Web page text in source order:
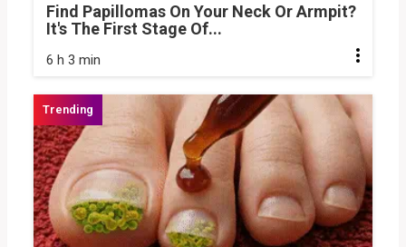
Find Papillomas On Your Neck Or Armpit?
It's The First Stage Of...
6 h 3 min